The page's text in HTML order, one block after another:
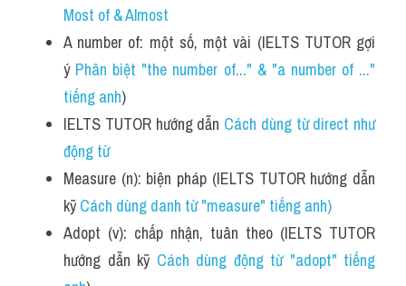
Most of & Almost
A number of: một số, một vài (IELTS TUTOR gợi
ý Phân biệt "the number of..." & "a number of ..."
tiếng anh)
IELTS TUTOR hướng dẫn Cách dùng từ direct như
động từ
Measure (n): biện pháp (IELTS TUTOR hướng dẫn
kỹ Cách dùng danh từ "measure" tiếng anh)
Adopt (v): chấp nhận, tuân theo (IELTS TUTOR
hướng dẫn kỹ Cách dùng động từ "adopt" tiếng